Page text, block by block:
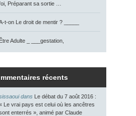
Préparant sa sortie …
t-on Le droit de mentir ? _____
Adulte _ ___gestation,
récents
dans Le débat du 7 août 2016 :
Le vrai pays est celui où les ancêtres
enterrés », animé par Claude